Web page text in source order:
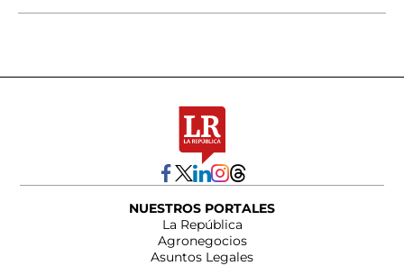
NUESTROS PORTALES
La República
Agronegocios
Asuntos Legales